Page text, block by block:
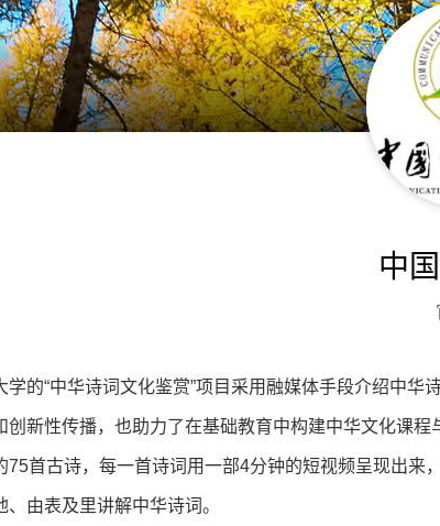
中
学的“中华诗词文化鉴赏”项目采用融媒体手段介绍中
创新性传播，也助力了在基础教育中构建中华文化课
75首古诗，每一首诗词用一部4分钟的短视频呈现出来
、由表及里讲解中华诗词。